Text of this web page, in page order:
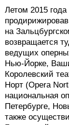
Летом 2015
на
возвращается
ведущих
Нью-Йорке,
Королевский
Норт (Opera
национальная
Петербурге,
также